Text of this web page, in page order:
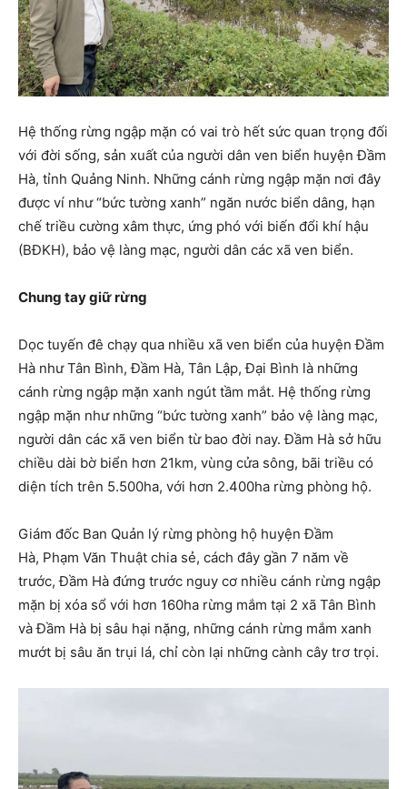
Hệ thống rừng ngập mặn có vai trò hết sức quan trọng đối
với đời sống, sản xuất của người dân ven biển huyện Đầm
Hà, tỉnh Quảng Ninh. Những cánh rừng ngập mặn nơi đây
được ví như “bức tường xanh” ngăn nước biển dâng, hạn
chế triều cường xâm thực, ứng phó với biến đổi khí hậu
(BĐKH), bảo vệ làng mạc, người dân các xã ven biển.
Chung tay giữ rừng
Dọc tuyến đê chạy qua nhiều xã ven biển của huyện Đầm
Hà như Tân Bình, Đầm Hà, Tân Lập, Đại Bình là những
cánh rừng ngập mặn xanh ngút tầm mắt. Hệ thống rừng
ngập mặn như những “bức tường xanh” bảo vệ làng mạc,
người dân các xã ven biển từ bao đời nay. Đầm Hà sở hữu
chiều dài bờ biển hơn 21km, vùng cửa sông, bãi triều có
diện tích trên 5.500ha, với hơn 2.400ha rừng phòng hộ.
Giám đốc Ban Quản lý rừng phòng hộ huyện Đầm
Hà, Phạm Văn Thuật chia sẻ, cách đây gần 7 năm về
trước, Đầm Hà đứng trước nguy cơ nhiều cánh rừng ngập
mặn bị xóa sổ với hơn 160ha rừng mắm tại 2 xã Tân Bình
và Đầm Hà bị sâu hại nặng, những cánh rừng mắm xanh
mướt bị sâu ăn trụi lá, chỉ còn lại những cành cây trơ trọi.